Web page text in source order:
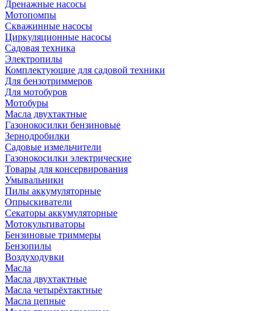
Дренажные насосы
Мотопомпы
Скважинные насосы
Циркуляционные насосы
Садовая техника
Электропилы
Комплектующие для садовой техники
Для бензотриммеров
Для мотобуров
Мотобуры
Масла двухтактные
Газонокосилки бензиновые
Зернодробилки
Садовые измельчители
Газонокосилки электрические
Товары для консервирования
Умывальники
Пилы аккумуляторные
Опрыскиватели
Секаторы аккумуляторные
Мотокультиваторы
Бензиновые триммеры
Бензопилы
Воздуходувки
Масла
Масла двухтактные
Масла четырёхтактные
Масла цепные